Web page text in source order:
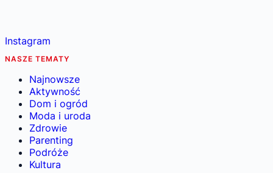
Instagram
NASZE TEMATY
Najnowsze
Aktywność
Dom i ogród
Moda i uroda
Zdrowie
Parenting
Podróże
Kultura